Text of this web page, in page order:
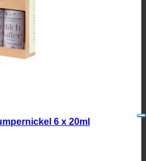
6 x 20ml